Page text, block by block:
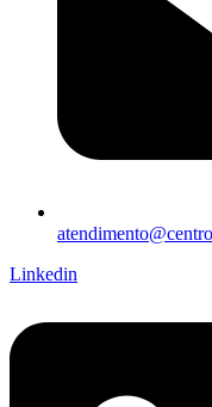
Linkedin